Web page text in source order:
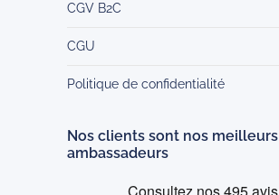
CGV B2C
CGU
Politique de confidentialité
Nos clients sont nos meilleurs
ambassadeurs